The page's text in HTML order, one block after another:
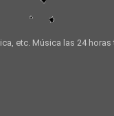
etc. Música las 24